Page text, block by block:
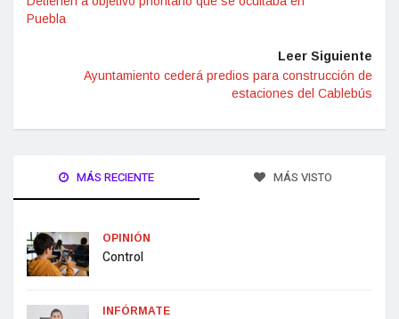
Puebla
Leer Siguiente
Ayuntamiento cederá predios para construcción de
estaciones del Cablebús
MÁS RECIENTE MÁS VISTO
OPINIÓN
Control
INFÓRMATE